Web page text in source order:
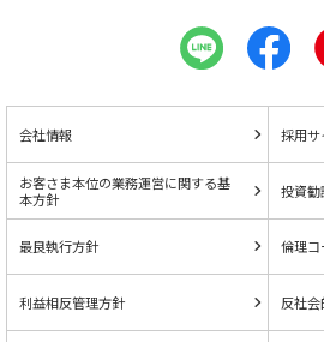
会社情報 採用サ
お客さま本位の業務運営に関する基
本方針
投資勧
最良執行方針 倫理コ
利益相反管理方針 反社会